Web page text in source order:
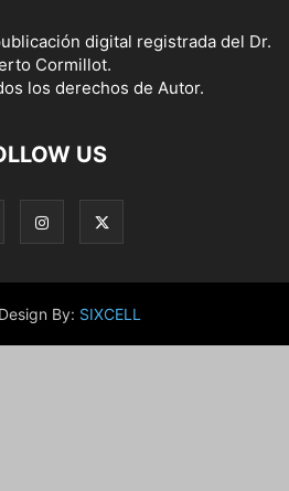
digital registrada del Dr.
Cormillot.
los derechos de Autor.
US
By: SIXCELL